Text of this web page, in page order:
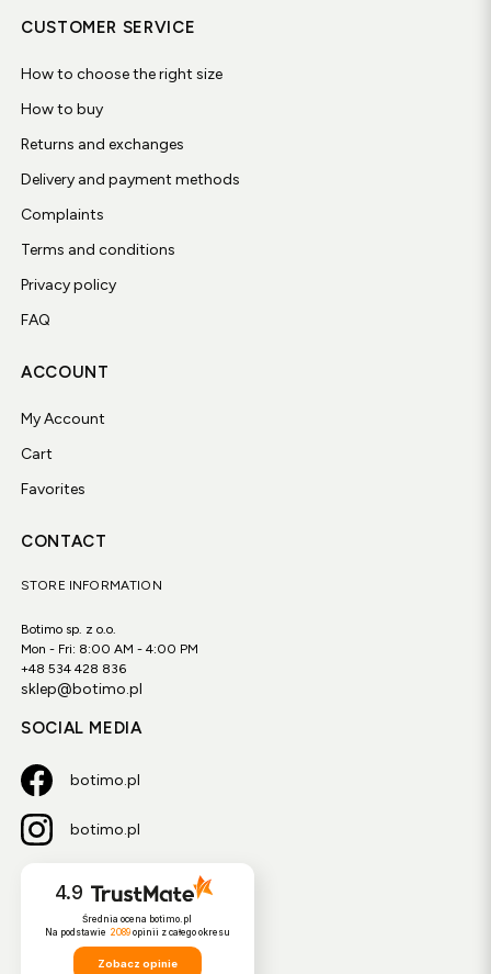
CUSTOMER SERVICE
How to choose the right size
How to buy
Returns and exchanges
Delivery and payment methods
Complaints
Terms and conditions
Privacy policy
FAQ
ACCOUNT
My Account
Cart
Favorites
CONTACT
STORE INFORMATION
Botimo sp. z o.o.
Mon - Fri: 8:00 AM - 4:00 PM
+48 534 428 836
sklep@botimo.pl
SOCIAL MEDIA
botimo.pl
botimo.pl
4.9
Średnia ocena botimo.pl
Na podstawie 2089opinii z całego okresu
Zobacz opinie